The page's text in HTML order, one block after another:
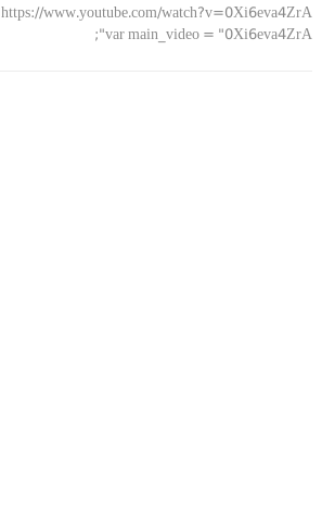
https://www.youtube.com/watch?v=0Xi6eva4ZrA
var main_video = "0Xi6eva4ZrA";